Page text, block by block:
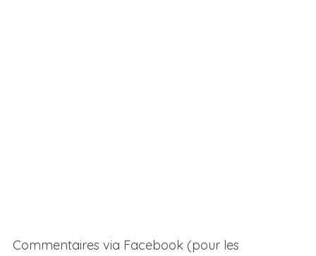
Commentaires via Facebook (pour les